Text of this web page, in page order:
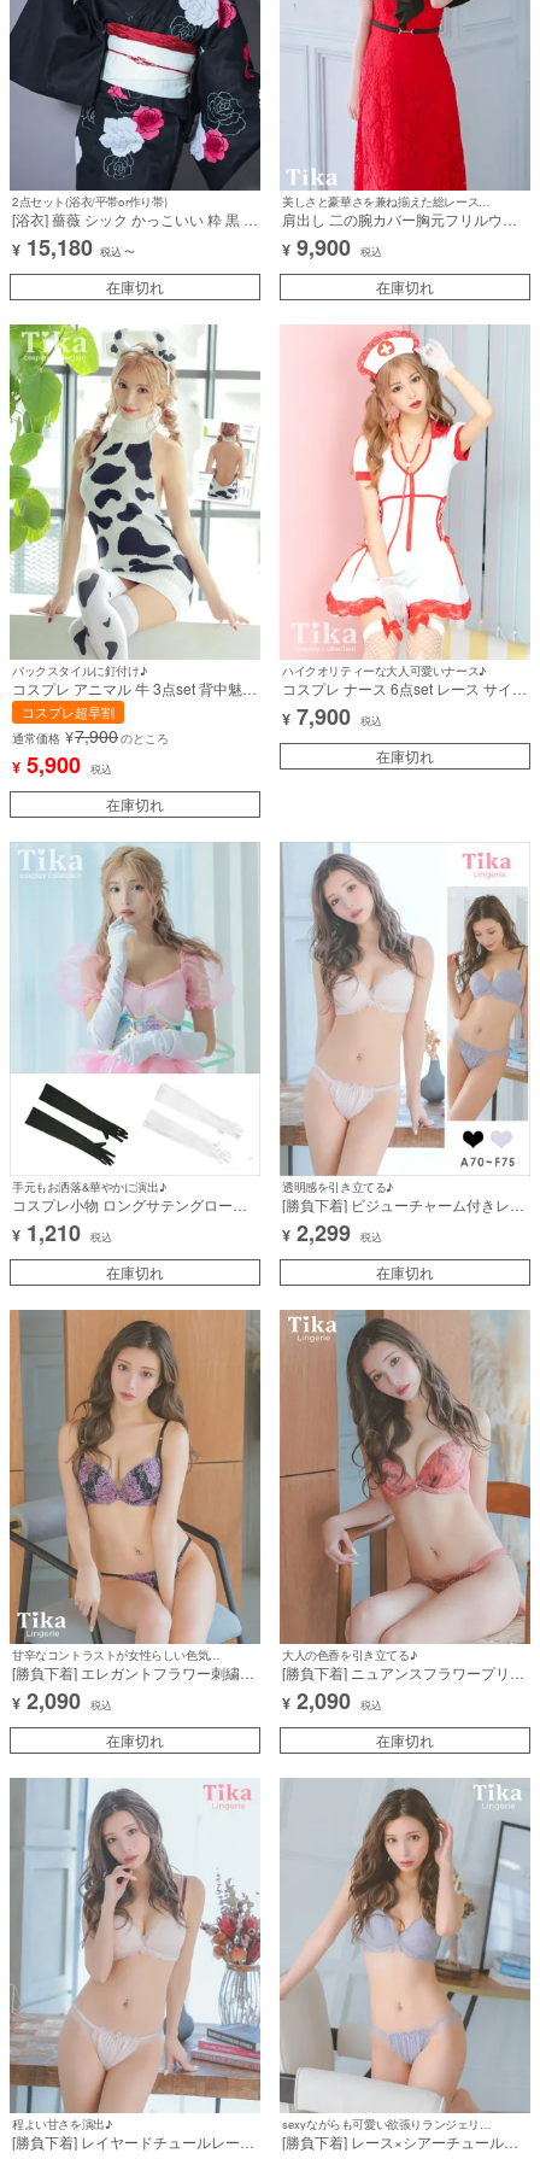
2点セット(浴衣/平帯or作り帯)
[浴衣] 薔薇 シック かっこいい 粋 黒 ブ
ラック ピンク 白 2点セット (みゆう着
用) [tk-ykik23148-onc30]
¥ 15,180 税込〜
在庫切れ
肩出し 二の腕カバー胸元フリルウエ
ストベルト総レースAラインロングド
レス (Sサイズ～XXLサイズ) (みゆう/
キャバドレス着用)
¥ 9,900 税込
在庫切れ
バックスタイルに釘付け♪
コスプレ アニマル 牛 3点set 背中魅せ
ニットワンピース 個性的 ボディコン
(ワンピース/カチューシャ/ニーハイソ
ックス)【ハロウィン】[tk-hwds2214]
コスプレ超早割
通常価格 ¥7,900のところ
¥ 5,900 税込
在庫切れ
ハイクオリティーな大人可愛いナース♪
コスプレ ナース 6点set レース サイド
編み上げ 制服 (ワンピース/ナースキ
ャップ/聴診器/手袋/ニーハイソック
ス/Tバック)【ハロウィン】[tk-
¥ 7,900 税込
在庫切れ
手元もお洒落&華やかに演出♪
コスプレ小物 ロングサテングローブ
【ハロウィン】[tk-gl1920l]
¥ 1,210 税込
在庫切れ
透明感を引き立てる♪
[勝負下着] ビジューチャーム付きレイ
ヤードレースチュール脇高フルカップ
ブラジャー＆ショーツ2点セット
¥ 2,299 税込
在庫切れ
甘辛なコントラストが女性らしい色気を演出♪
[勝負下着] エレガントフラワー刺繍脇
高フルカップブラジャー＆ショーツ2
点セット
¥ 2,090 税込
在庫切れ
大人の色香を引き立てる♪
[勝負下着] ニュアンスフラワープリン
ト脇高フルカップブラジャー＆ショー
ツ2点セット
¥ 2,090 税込
在庫切れ
程よい甘さを演出♪
[勝負下着] レイヤードチュールレース
[勝負下着] レース×シアーチュール脇